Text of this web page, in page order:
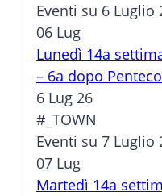
Eventi su 6 Luglio
06 Lug
Lunedì 14a
– 6a dopo
6 Lug 26
#_TOWN
Eventi su 7 Luglio
07 Lug
Martedì 14a